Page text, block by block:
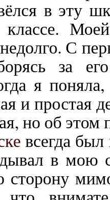
в эту
С
за
я
и простая
но об этом
всегда
в мою
сторону